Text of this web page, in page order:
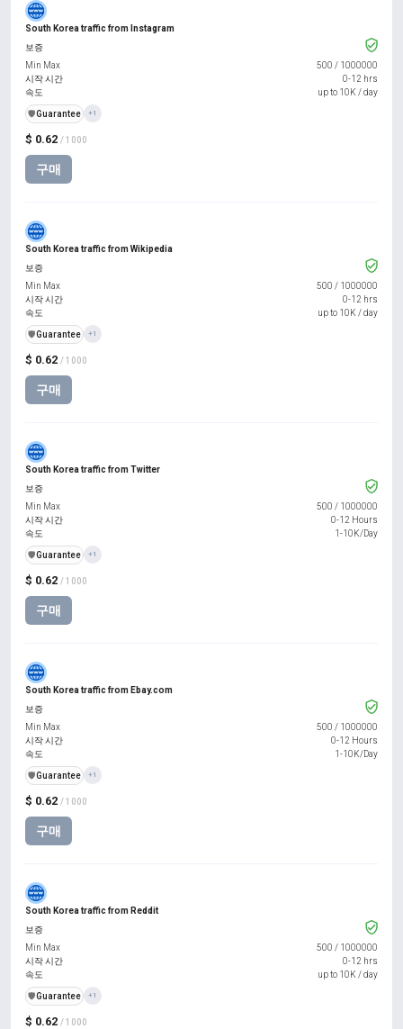
South Korea traffic from Instagram
$ 0.62 / 1000
구매
보증
Min Max
500 / 1000000
시작 시간
0-12 hrs
속도
up to 10K / day
️🛡️Guarantee +1
South Korea traffic from Wikipedia
$ 0.62 / 1000
구매
보증
Min Max
500 / 1000000
시작 시간
0-12 hrs
속도
up to 10K / day
️🛡️Guarantee +1
South Korea traffic from Twitter
$ 0.62 / 1000
구매
보증
Min Max
500 / 1000000
시작 시간
0-12 Hours
속도
1-10K/Day
️🛡️Guarantee +1
South Korea traffic from Ebay.com
$ 0.62 / 1000
구매
보증
Min Max
500 / 1000000
시작 시간
0-12 Hours
속도
1-10K/Day
️🛡️Guarantee +1
South Korea traffic from Reddit
$ 0.62 / 1000
보증
Min Max
500 / 1000000
시작 시간
0-12 hrs
속도
up to 10K / day
️🛡️Guarantee +1